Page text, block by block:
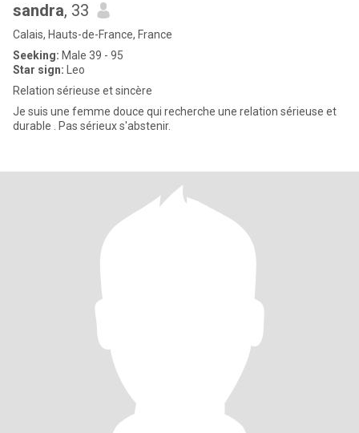
sandra, 33
Calais, Hauts-de-France, France
Seeking: Male 39 - 95
Star sign: Leo
Relation sérieuse et sincère
Je suis une femme douce qui recherche une relation sérieuse et
durable . Pas sérieux s'abstenir.